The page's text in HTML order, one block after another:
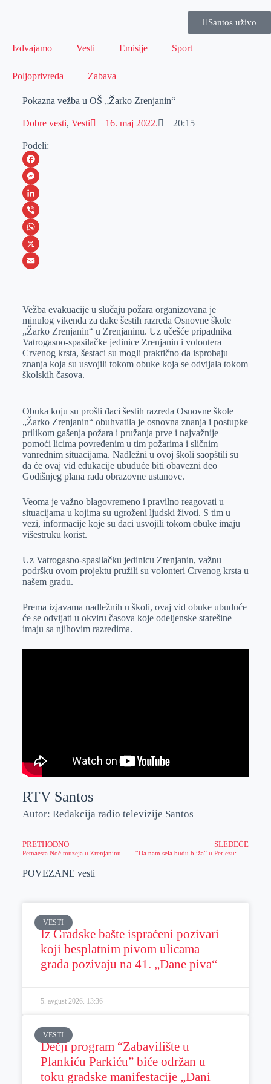
Santos uživo
Izdvajamo Vesti Emisije Sport
Poljoprivreda Zabava
Pokazna vežba u OŠ „Žarko Zrenjanin“
Dobre vesti, Vesti 16. maj 2022. 20:15
Podeli:
F
a
c
e
b
o
M
e
s
s
e
e
L
i
n
k
I
V
i
b
W
h
s
A
p
p
X
a
l
Vežba evakuacije u slučaju požara organizovana je
minulog vikenda za đake šestih razreda Osnovne škole
„Žarko Zrenjanin“ u Zrenjaninu. Uz učešće pripadnika
Vatrogasno-spasilačke jedinice Zrenjanin i volontera
Crvenog krsta, šestaci su mogli praktično da isprobaju
znanja koja su usvojili tokom obuke koja se odvijala tokom
školskih časova.
Obuka koju su prošli đaci šestih razreda Osnovne škole
„Žarko Zrenjanin“ obuhvatila je osnovna znanja i postupke
prilikom gašenja požara i pružanja prve i najvažnije
pomoći licima povređenim u tim požarima i sličnim
vanrednim situacijama. Nadležni u ovoj školi saopštili su
da će ovaj vid edukacije ubuduće biti obavezni deo
Godišnjeg plana rada obrazovne ustanove.
Veoma je važno blagovremeno i pravilno reagovati u
situacijama u kojima su ugroženi ljudski životi. S tim u
vezi, informacije koje su đaci usvojili tokom obuke imaju
višestruku korist.
Uz Vatrogasno-spasilačku jedinicu Zrenjanin, važnu
podršku ovom projektu pružili su volonteri Crvenog krsta u
našem gradu.
Prema izjavama nadležnih u školi, ovaj vid obuke ubuduće
će se odvijati u okviru časova koje odeljenske starešine
imaju sa njihovim razredima.
RTV Santos
Autor: Redakcija radio televizije Santos
PRETHODNO
Petnaesta Noć muzeja u Zrenjaninu
SLEDEĆE
POVEZANE vesti
VESTI
Iz Gradske bašte ispraćeni pozivari
koji besplatnim pivom ulicama
grada pozivaju na 41. „Dane piva“
5. avgust 2026. 13:36
VESTI
Dečji program “Zabavilište u
Plankiću Parkiću” biće održan u
toku gradske manifestacije „Dani